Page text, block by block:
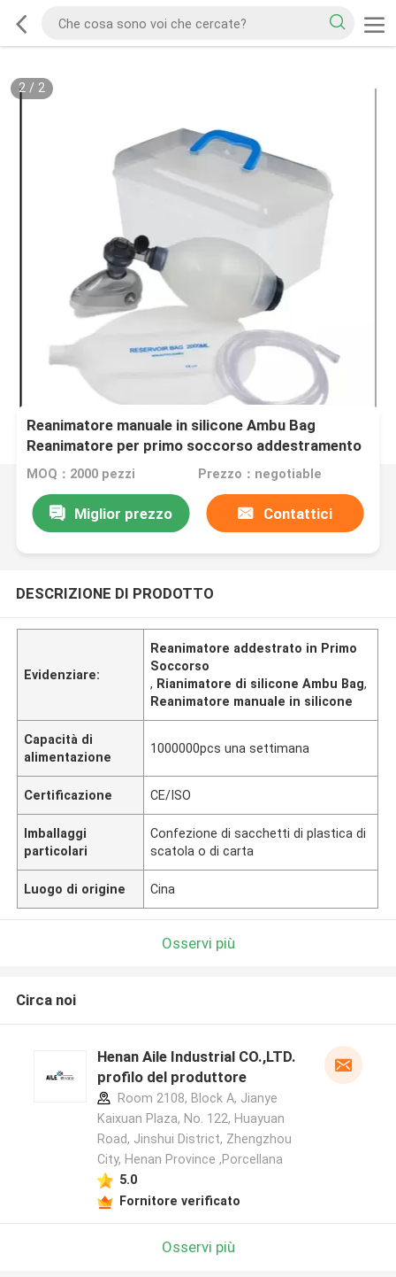
2/ 2
Reanimatore manuale in silicone Ambu Bag
Reanimatore per primo soccorso addestramento
di rianimazione adulti e bambini
MOQ：2000 pezzi Prezzo：negotiable
Miglior prezzo Contattici
DESCRIZIONE DI PRODOTTO
Evidenziare:
Reanimatore addestrato in Primo
Soccorso
, Rianimatore di silicone Ambu Bag,
Reanimatore manuale in silicone
Capacità di
alimentazione
1000000pcs una settimana
Certificazione CE/ISO
Imballaggi
particolari
Confezione di sacchetti di plastica di
scatola o di carta
Luogo di origine Cina
Osservi più
Circa noi
Henan Aile Industrial CO.,LTD.
profilo del produttore
Room 2108, Block A, Jianye
Kaixuan Plaza, No. 122, Huayuan
Road, Jinshui District, Zhengzhou
City, Henan Province ,Porcellana
5.0
Fornitore verificato
Osservi più